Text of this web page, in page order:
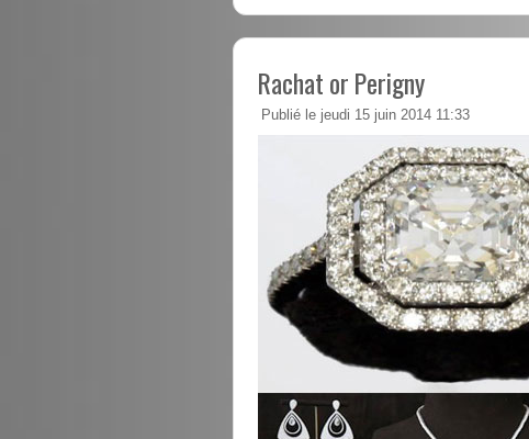
Rachat or Perigny
Publié le jeudi 15 juin 2014 11:33